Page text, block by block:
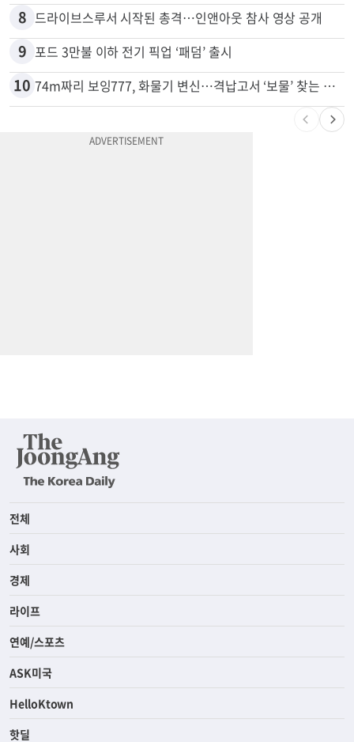
7 광고판 안에 사람이 산다?…LA 거리서 화제
8 드라이브스루서 시작된 총격…인앤아웃 참사 영상 공개
9 포드 3만불 이하 전기 픽업 ‘패덤’ 출시
74m짜리 보잉777, 화물기 변신…격납고서 ‘보물’ 찾는 인천공항
전체
사회
경제
라이프
연예/스포츠
ASK미국